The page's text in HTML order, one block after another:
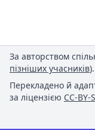
За авторством
пізніших учасників).
Перекладено й
за ліцензією CC-BY-